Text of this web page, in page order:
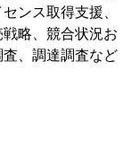
ンス取得支援、
略、競合状況お
、調達調査など